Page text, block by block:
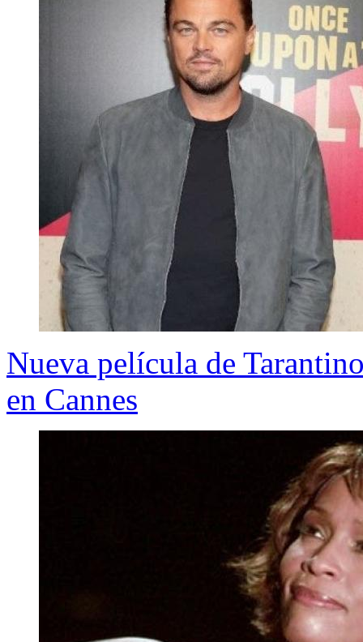
Nueva película de
en Cannes